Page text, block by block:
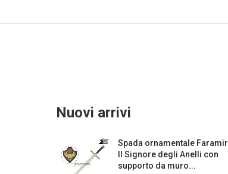
Nuovi arrivi
Spada ornamentale Faramir
Il Signore degli Anelli con
supporto da muro...